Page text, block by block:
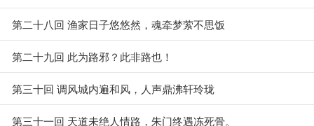
第二十八回 渔家日子悠悠然，魂牵梦萦不思饭
第二十九回 此为路邪？此非路也！
第三十回 调风城内遍和风，人声鼎沸轩玲珑
第三十一回 天道未绝人情路，朱门终遇冻死骨。